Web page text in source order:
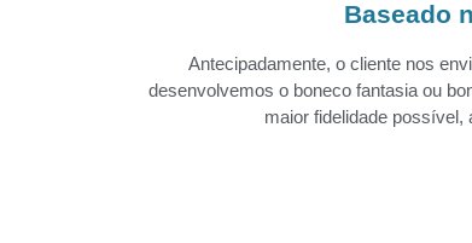
Baseado
Antecipadamente, o cliente nos
desenvolvemos o boneco fantasia ou
maior fidelidade possível,